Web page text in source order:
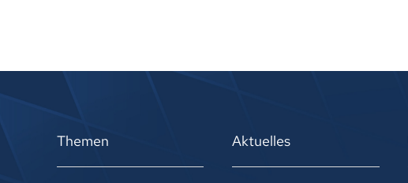
Themen Aktuelles